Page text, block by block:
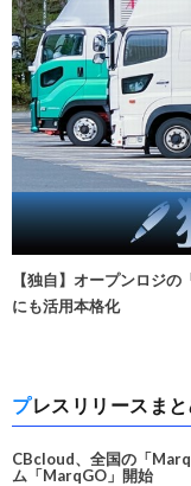
【独自】オープンロジ
にも活用本格化
プレスリリースま
CBcloud、全国の「
ム「MarqGO」開始